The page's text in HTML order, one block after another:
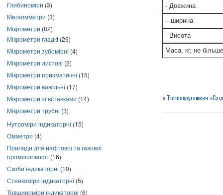
Глибиноміри (3)
Мегаомметри (3)
Мікрометри (82)
Мікрометри гладкі (26)
Мікрометри зубомірні (4)
Мікрометри листові (2)
Мікрометри призматичні (15)
Мікрометри важільні (17)
Мікрометри зі вставками (14)
Мікрометри трубні (3)
Нутроміри індикаторні (15)
Омметри (4)
Прилади для нафтової та газової
промисловості (16)
Скоби індикаторні (10)
Стенкоміри індикаторні (5)
Товщиноміри індикаторні (6)
- Довжина
– ширина
- Висота
Маса, кг, не більше
« Тістоокруглювач